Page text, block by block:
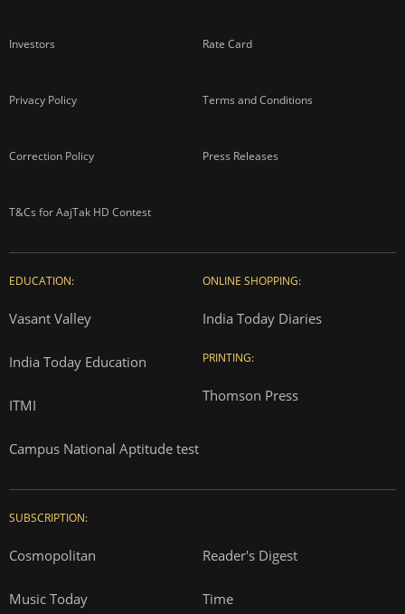
Investors Rate Card
Privacy Policy Terms and Conditions
Correction Policy Press Releases
T&Cs for AajTak HD Contest
EDUCATION:
Vasant Valley
India Today Education
ITMI
Campus National Aptitude test
ONLINE SHOPPING:
India Today Diaries
PRINTING:
Thomson Press
SUBSCRIPTION:
Cosmopolitan Reader's Digest
Music Today Time